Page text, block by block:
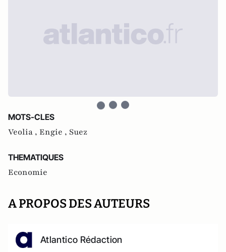
MOTS-CLES
Veolia , Engie , Suez
THEMATIQUES
Economie
A PROPOS DES AUTEURS
Atlantico Rédaction